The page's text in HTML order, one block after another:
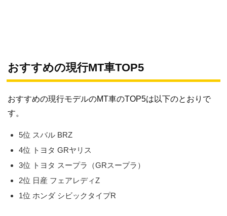
おすすめの現行MT車TOP5
おすすめの現行モデルのMT車のTOP5は以下のとおりで
す。
5位 スバル BRZ
4位 トヨタ GRヤリス
3位 トヨタ スープラ（GRスープラ）
2位 日産 フェアレディZ
1位 ホンダ シビックタイプR